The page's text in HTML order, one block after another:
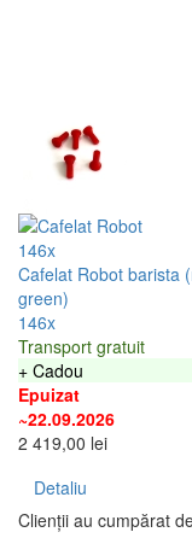
146x
Cafelat Robot barista
green)
146x
Transport gratuit
+ Cadou
Epuizat
~22.09.2026
2 419,00 lei
Detaliu
Clienții au cumpărat